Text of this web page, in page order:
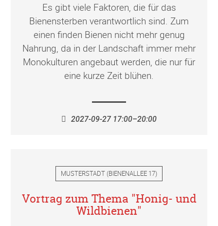
Es gibt viele Faktoren, die für das
Bienensterben verantwortlich sind. Zum
einen finden Bienen nicht mehr genug
Nahrung, da in der Landschaft immer mehr
Monokulturen angebaut werden, die nur für
eine kurze Zeit blühen.
2027-09-27 17:00–20:00
MUSTERSTADT (BIENENALLEE 17)
Vortrag zum Thema "Honig- und
Wildbienen"